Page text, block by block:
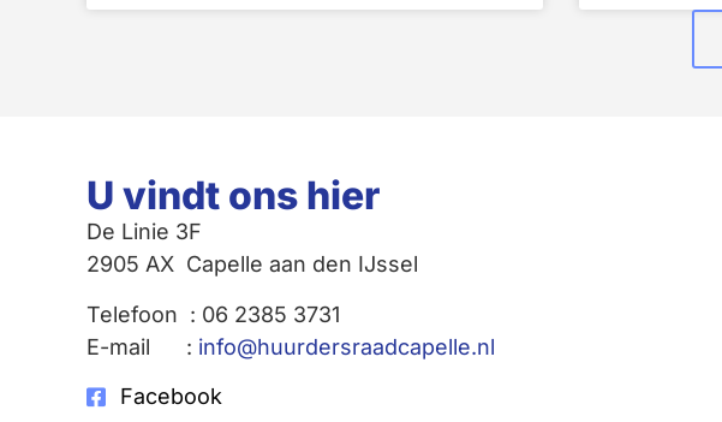
U vindt ons hier
De Linie 3F
2905 AX Capelle aan den IJssel
Telefoon : 06 2385 3731
E-mail : info@huurdersraadcapelle.nl
Facebook